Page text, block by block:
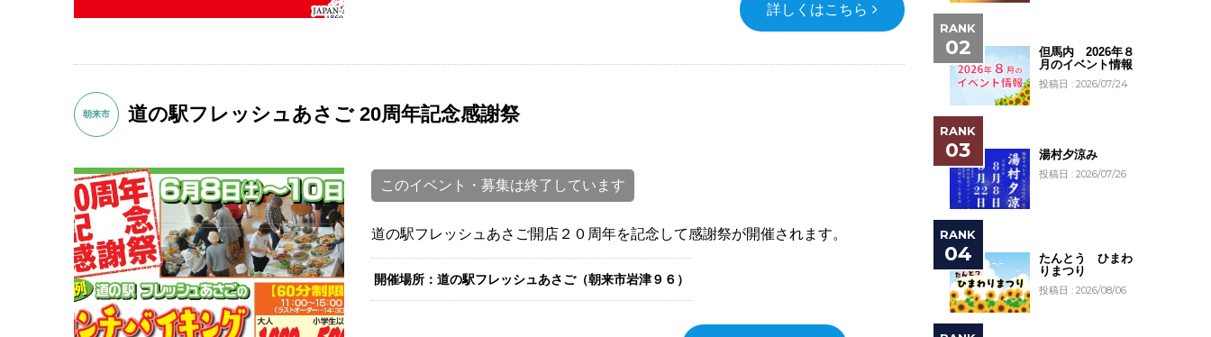
詳しくはこちら
朝来市 道の駅フレッシュあさご 20周年記念感謝祭
このイベント・募集は終了しています
道の駅フレッシュあさご開店２０周年を記念して感謝祭が開催されます。
開催場所：道の駅フレッシュあさご（朝来市岩津９６）
但馬内 2026年８
月のイベント情報
投稿日 : 2026/07/24
湯村夕涼み
投稿日 : 2026/07/26
たんとう ひまわ
りまつり
投稿日 : 2026/08/06